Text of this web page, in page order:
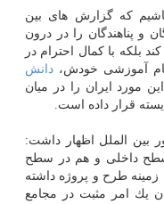
كه گزارش های بین
و پناهندگان را در درون
بلكه با كمال احترام در
آموزشی خودش، دانش
مورد ایران را در میان
قرار داده است.
بین الملل اظهار داشت:
سطح داخلی و هم در سطح
طرح و پروژه داشته
یك امر مثبت در مجامع